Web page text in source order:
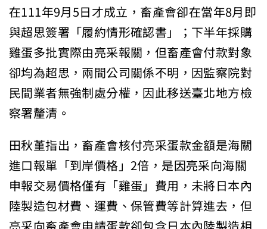
在111年9月5日才成立，畜產會卻在當年8月即
與超思簽署「履約情形確認書」；下半年採購
雞蛋多批實際由亮采報關，但畜產會付款對象
卻均為超思，兩間公司關係不明，因監察院對
民間業者無強制處分權，因此移送臺北地方檢
察署釐清。
田秋堇指出，畜產會核付亮采蛋款金額是海關
進口報單「到岸價格」2倍，是因亮采向海關
申報交易價格僅有「雞蛋」費用，未將日本內
陸製造包材費、運費、保管費等計算進去，但